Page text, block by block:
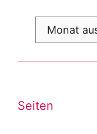
Archiv
Seiten